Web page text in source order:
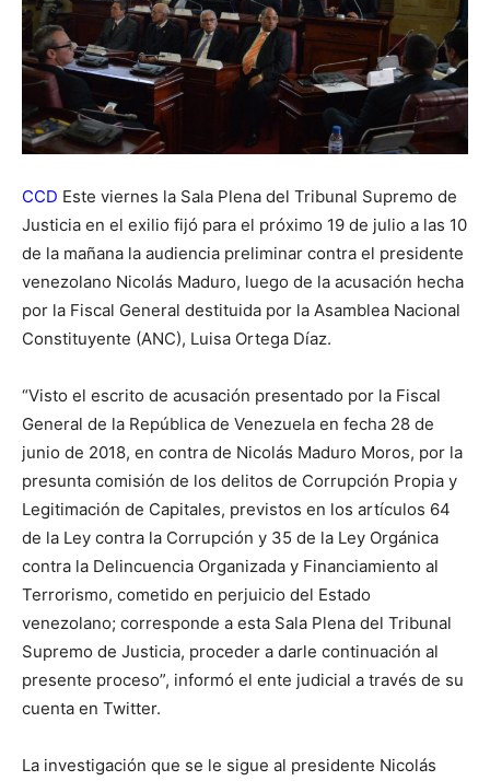
CCD Este viernes la Sala Plena del Tribunal Supremo de
Justicia en el exilio fijó para el próximo 19 de julio a las 10
de la mañana la audiencia preliminar contra el presidente
venezolano Nicolás Maduro, luego de la acusación hecha
por la Fiscal General destituida por la Asamblea Nacional
Constituyente (ANC), Luisa Ortega Díaz.
“Visto el escrito de acusación presentado por la Fiscal
General de la República de Venezuela en fecha 28 de
junio de 2018, en contra de Nicolás Maduro Moros, por la
presunta comisión de los delitos de Corrupción Propia y
Legitimación de Capitales, previstos en los artículos 64
de la Ley contra la Corrupción y 35 de la Ley Orgánica
contra la Delincuencia Organizada y Financiamiento al
Terrorismo, cometido en perjuicio del Estado
venezolano; corresponde a esta Sala Plena del Tribunal
Supremo de Justicia, proceder a darle continuación al
presente proceso”, informó el ente judicial a través de su
cuenta en Twitter.
La investigación que se le sigue al presidente Nicolás